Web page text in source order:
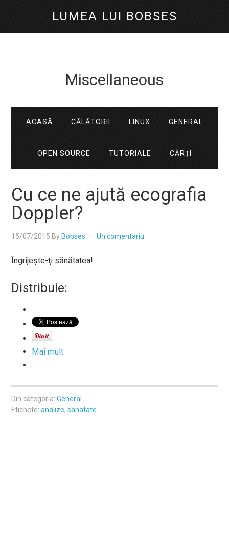
LUMEA LUI BOBSES
Miscellaneous
ACASĂ CĂLĂTORII LINUX GENERAL
OPEN SOURCE TUTORIALE CĂRŢI
Cu ce ne ajută ecografia
Doppler?
15/07/2015 By Bobses Un comentariu
Îngrijeşte-ţi sănătatea!
Distribuie:
Mai mult
Din categoria:General
Etichete:analize,sanatate